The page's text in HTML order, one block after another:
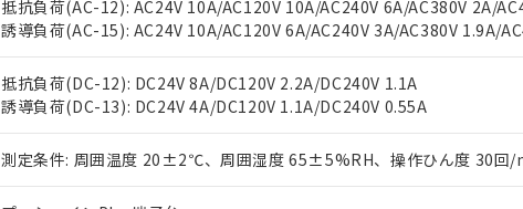
抵抗負荷(AC-12): AC24V 10A/AC120V 10A/AC240V 6A/AC380V 2A/
誘導負荷(AC-15): AC24V 10A/AC120V 6A/AC240V 3A/AC380V 1.9A/
抵抗負荷(DC-12): DC24V 8A/DC120V 2.2A/DC240V 1.1A
誘導負荷(DC-13): DC24V 4A/DC120V 1.1A/DC240V 0.55A
測定条件: 周囲温度 20±2℃、周囲湿度 65±5%RH、操作ひん度 30回/
オムロン制御機器販売店や当社販売拠点は「販売ネットワーク
在庫状況および標準価格結果を当社の事前の承諾なく第三者に
マイパーツ機能（部品リスト作成サービス）をご利用いただく
ている必要があります。
お客様が当ウェブサイト上で当社にご登録された部品リストに
が、当社の製品・サービスに関するお客様との取引・商談に必
さい。
部品在庫の切り替え状況などにより、予定月が前後することがありま
※3 非含有証明書ダウンロード
下記の非含有証明書をダウンロードすることができます。
※2 環境保護使用期限
「ｅ」：有害物質（10物質）のすべてが基準値以下であることを示し
「10」：通常の使用状況下において有害物質が外部に漏えいし、環
味します。
また当社は、販売先および販売に係わる関係者が違法に輸出す
たしません。
合意する
－
在庫なし(最新の在庫状況については、お客様のお取引先
機器販売店・当社販売員にご確認ください)
空
白
受注生産機種、また在庫状況の情報を公開していない機種